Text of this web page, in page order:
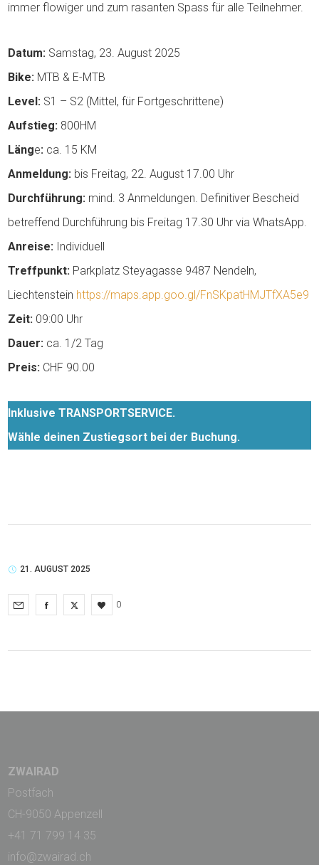
immer flowiger und zum rasanten Spass für alle Teilnehmer.
Datum: Samstag, 23. August 2025
Bike: MTB & E-MTB
Level: S1 – S2 (Mittel, für Fortgeschrittene)
Aufstieg: 800HM
Länge: ca. 15 KM
Anmeldung: bis Freitag, 22. August 17.00 Uhr
Durchführung: mind. 3 Anmeldungen. Definitiver Bescheid
betreffend Durchführung bis Freitag 17.30 Uhr via WhatsApp.
Anreise: Individuell
Treffpunkt: Parkplatz Steyagasse 9487 Nendeln,
Liechtenstein https://maps.app.goo.gl/FnSKpatHMJTfXA5e9
Zeit: 09:00 Uhr
Dauer: ca. 1/2 Tag
Preis: CHF 90.00
Inklusive TRANSPORTSERVICE.
Wähle deinen Zustiegsort bei der Buchung.
21. AUGUST 2025
0
ZWAIRAD
Postfach
CH-9050 Appenzell
+41 71 799 14 35
info@zwairad.ch